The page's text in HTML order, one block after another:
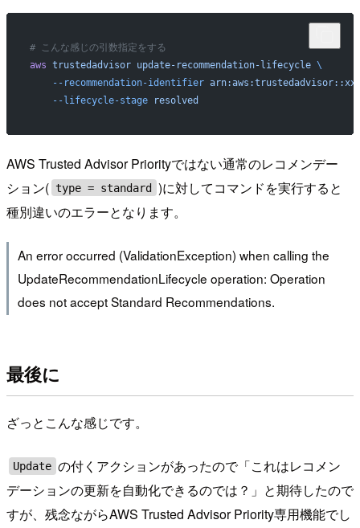
# こんな感じの引数指定をする
aws trustedadvisor update-recommendation-lifecycle \
    --recommendation-identifier
    --lifecycle-stage
resolved
AWS Trusted Advisor Priorityではない通常のレコメンデー
ション( type = standard
)に対してコマンドを実行すると
種別違いのエラーとなります。
An error occurred (ValidationException) when calling the
UpdateRecommendationLifecycle operation: Operation
does not accept Standard Recommendations.
最後に
ざっとこんな感じです。
Update の付くアクションがあったので「これはレコメン
デーションの更新を自動化できるのでは？」と期待したので
すが、残念ながらAWS Trusted Advisor Priority専用機能でし